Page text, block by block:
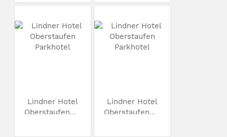
Lindner Hotel
Oberstaufen...
Lindner Hotel
Oberstaufen...